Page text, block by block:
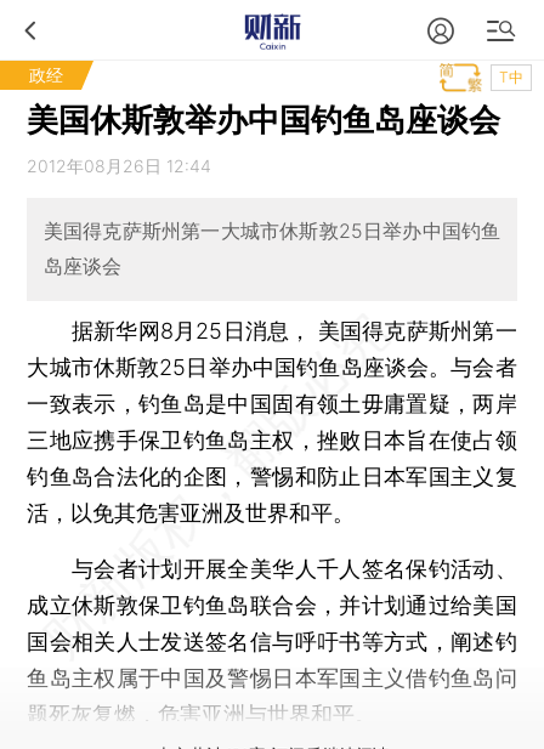
政经 T中
美国休斯敦举办中国钓鱼岛座谈会
2012年08月26日 12:44
美国得克萨斯州第一大城市休斯敦25日举办中国钓鱼
岛座谈会
据新华网8月25日消息， 美国得克萨斯州第一
大城市休斯敦25日举办中国钓鱼岛座谈会。与会者
一致表示，钓鱼岛是中国固有领土毋庸置疑，两岸
三地应携手保卫钓鱼岛主权，挫败日本旨在使占领
钓鱼岛合法化的企图，警惕和防止日本军国主义复
活，以免其危害亚洲及世界和平。
与会者计划开展全美华人千人签名保钓活动、
成立休斯敦保卫钓鱼岛联合会，并计划通过给美国
国会相关人士发送签名信与呼吁书等方式，阐述钓
鱼岛主权属于中国及警惕日本军国主义借钓鱼岛问
题死灰复燃，危害亚洲与世界和平。